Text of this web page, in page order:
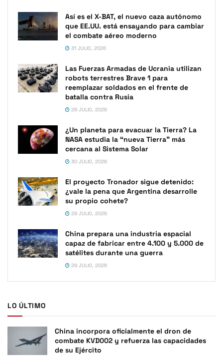
Así es el X-BAT, el nuevo caza autónomo
que EE.UU. está ensayando para cambiar
el combate aéreo moderno
31 JULIO, 2026
Las Fuerzas Armadas de Ucrania utilizan
robots terrestres Brave 1 para
reemplazar soldados en el frente de
batalla contra Rusia
28 JULIO, 2026
¿Un planeta para evacuar la Tierra? La
NASA estudia la “nueva Tierra” más
cercana al Sistema Solar
30 JULIO, 2026
El proyecto Tronador sigue detenido:
¿vale la pena que Argentina desarrolle
su propio cohete?
29 JULIO, 2026
China prepara una industria espacial
capaz de fabricar entre 4.100 y 5.000 de
satélites durante una guerra
29 JULIO, 2026
LO ÚLTIMO
China incorpora oficialmente el dron de
combate KVD002 y refuerza las capacidades
de su Ejército